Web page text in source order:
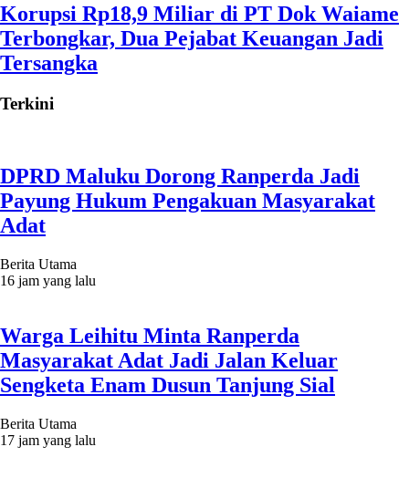
Korupsi Rp18,9 Miliar di PT Dok Waiame
Terbongkar, Dua Pejabat Keuangan Jadi
Tersangka
Terkini
DPRD Maluku Dorong Ranperda Jadi
Payung Hukum Pengakuan Masyarakat
Adat
Berita Utama
16 jam yang lalu
Warga Leihitu Minta Ranperda
Masyarakat Adat Jadi Jalan Keluar
Sengketa Enam Dusun Tanjung Sial
Berita Utama
17 jam yang lalu